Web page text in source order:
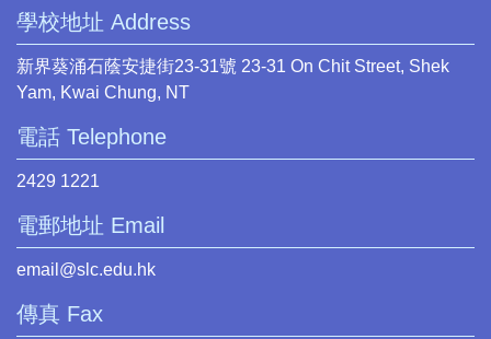
學校地址 Address
新界葵涌石蔭安捷街23-31號 23-31 On Chit Street, Shek
Yam, Kwai Chung, NT
電話 Telephone
2429 1221
電郵地址 Email
email@slc.edu.hk
傳真 Fax